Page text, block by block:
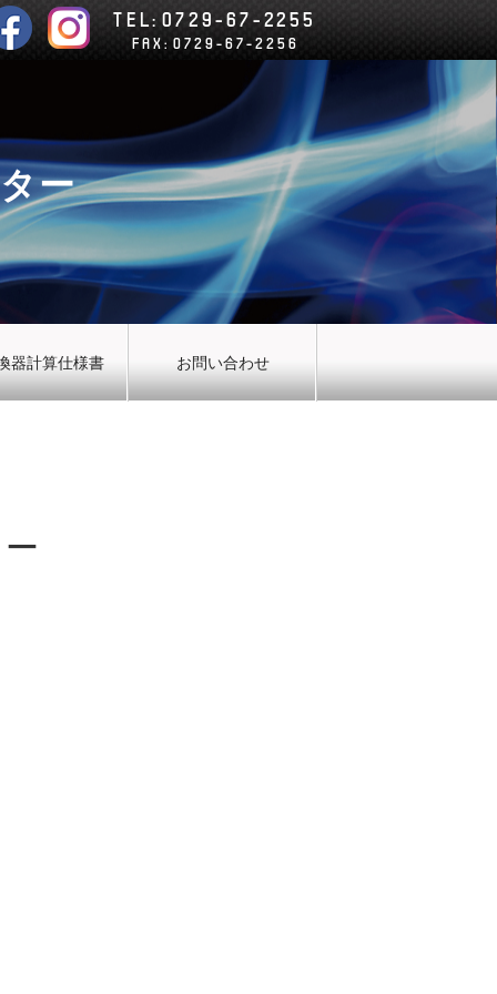
TEL: 0729-67-2255
FAX: 0729-67-2256
ー
器計算仕様書 お問い合わせ